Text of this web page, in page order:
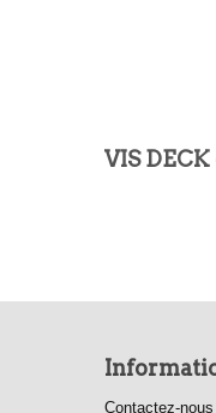
VIS
Contactez-nous